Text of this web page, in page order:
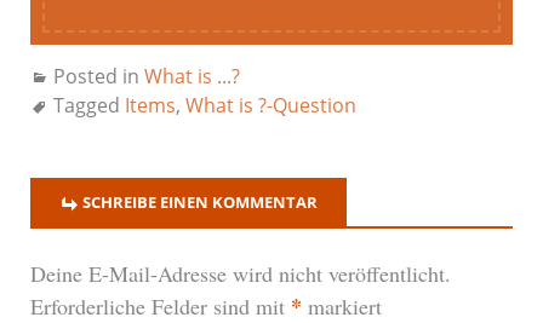
Posted in What is ...?
Tagged Items, What is ?-Question
SCHREIBE EINEN KOMMENTAR
Deine E-Mail-Adresse wird nicht veröffentlicht.
Erforderliche Felder sind mit * markiert